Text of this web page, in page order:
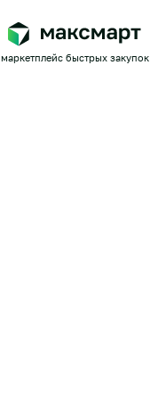
маркетплейс быстрых закупок